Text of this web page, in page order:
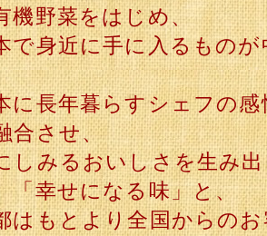
機野菜をはじめ、
で身近に手に入るもの
に長年暮らすシェフの
合させ、
しみるおいしさを生み
「幸せになる味」と、
はもとより全国からの